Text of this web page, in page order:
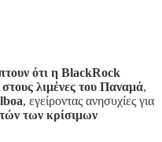
ότι η BlackRock
λιμένες του Παναμά,
, εγείροντας ανησυχίες για
των κρίσιμων